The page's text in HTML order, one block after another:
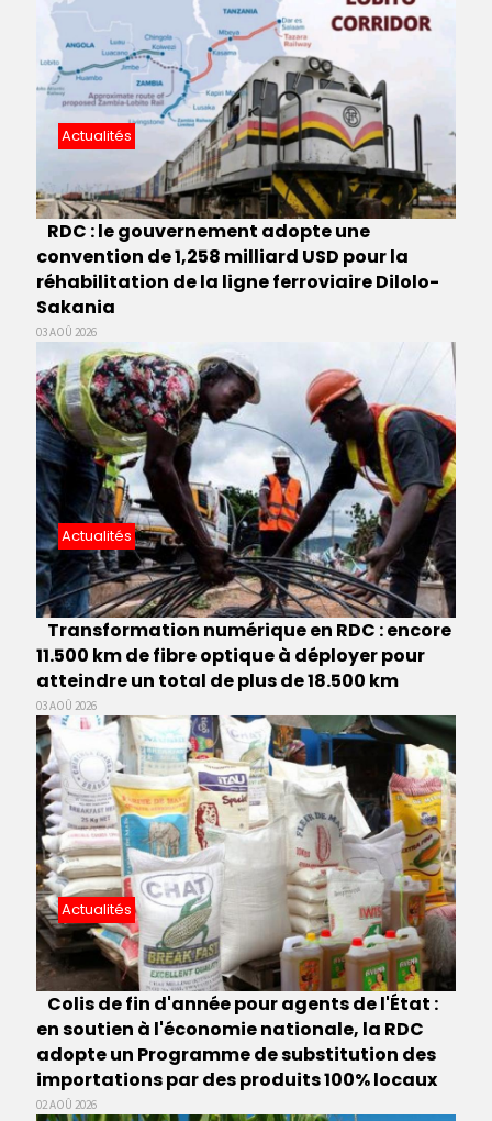
Actualités
RDC : le gouvernement adopte une
convention de 1,258 milliard USD pour la
réhabilitation de la ligne ferroviaire Dilolo-
Sakania
03 AOÛ 2026
Actualités
Transformation numérique en RDC : encore
11.500 km de fibre optique à déployer pour
atteindre un total de plus de 18.500 km
03 AOÛ 2026
Actualités
Colis de fin d'année pour agents de l'État :
en soutien à l'économie nationale, la RDC
adopte un Programme de substitution des
importations par des produits 100% locaux
02 AOÛ 2026